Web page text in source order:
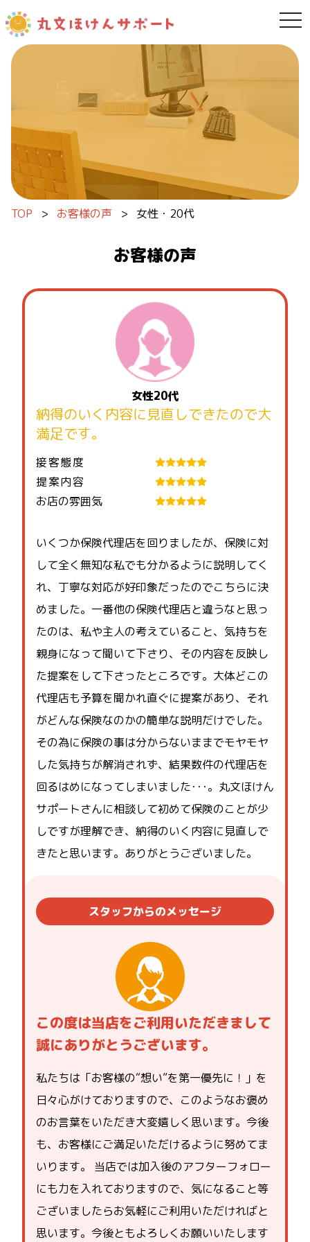
内容をスキップ
TOP > お客様の声 > 女性・20代
お客様の声
女性20代
納得のいく内容に見直しできたので大
満足です。
接客態度
提案内容
お店の雰囲気
いくつか保険代理店を回りましたが、保険に対
して全く無知な私でも分かるように説明してく
れ、丁寧な対応が好印象だったのでこちらに決
めました。一番他の保険代理店と違うなと思っ
たのは、私や主人の考えていること、気持ちを
親身になって聞いて下さり、その内容を反映し
た提案をして下さったところです。大体どこの
代理店も予算を聞かれ直ぐに提案があり、それ
がどんな保険なのかの簡単な説明だけでした。
その為に保険の事は分からないままでモヤモヤ
した気持ちが解消されず、結果数件の代理店を
回るはめになってしまいました･･･。丸文ほけん
サポートさんに相談して初めて保険のことが少
しですが理解でき、納得のいく内容に見直しで
きたと思います。ありがとうございました。
スタッフからのメッセージ
この度は当店をご利用いただきまして
誠にありがとうございます。
私たちは「お客様の“想い”を第一優先に！」を
日々心がけておりますので、このようなお褒め
のお言葉をいただき大変嬉しく思います。今後
も、お客様にご満足いただけるように努めてま
いります。 当店では加入後のアフターフォロー
にも力を入れておりますので、気になること等
ございましたらお気軽にご利用いただければと
思います。今後ともよろしくお願いいたします